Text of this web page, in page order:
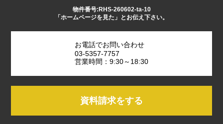
物件番号:RHS-260602-ta-10
「ホームページを見た」とお伝え下さい。
お電話でお問い合わせ
03-5357-7757
営業時間：9:30～18:30
資料請求をする